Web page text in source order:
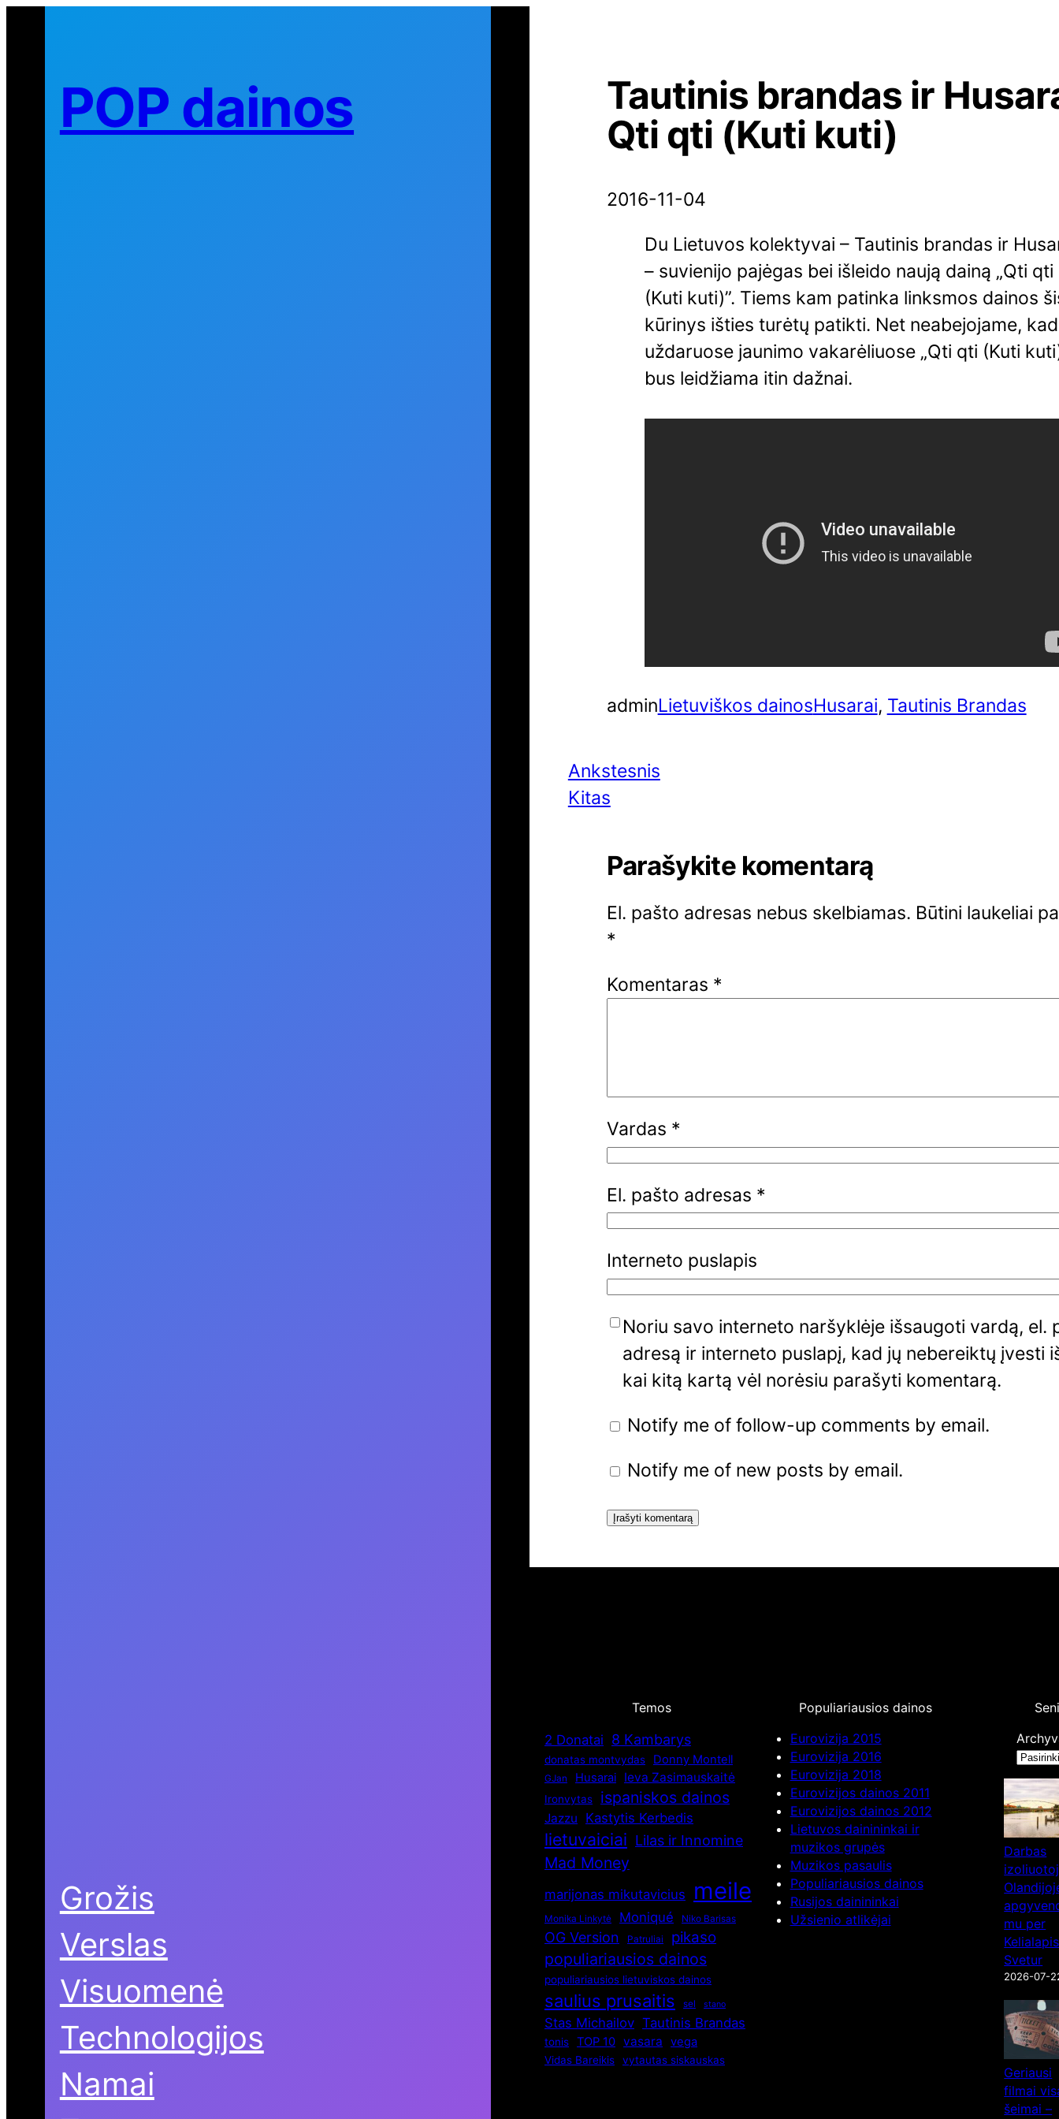
POP dainos
Grožis
Verslas
Visuomenė
Technologijos
Namai
Tautinis brandas ir
Qti qti (Kuti kuti)
2016-11-04
Du Lietuvos kolektyvai – Tautinis brandas ir
– suvienijo pajėgas bei išleido naują dainą „Qti qti
(Kuti kuti)”. Tiems kam patinka linksmos dainos
kūrinys išties turėtų patikti. Net neabejojame, kad
uždaruose jaunimo vakarėliuose „Qti qti (Kuti
bus leidžiama itin dažnai.
adminLietuviškos dainosHusarai, Tautinis Brandas
Ankstesnis
Kitas
Parašykite komentarą
El. pašto adresas nebus skelbiamas. Būtini laukeliai
*
Komentaras *
Vardas *
El. pašto adresas *
Interneto puslapis
Noriu savo interneto naršyklėje išsaugoti vardą, el.
adresą ir interneto puslapį, kad jų nebereiktų įvesti
kai kitą kartą vėl norėsiu parašyti komentarą.
Notify me of follow-up comments by email.
Notify me of new posts by email.
Temos
2 Donatai 8 Kambarys
donatas montvydas Donny Montell
GJan Husarai Ieva Zasimauskaitė
Ironvytas ispaniskos dainos
Jazzu Kastytis Kerbedis
lietuvaiciai Lilas ir Innomine
Mad Money
marijonas mikutavicius meile
Monika Linkytė Moniqué Niko Barisas
OG Version Patruliai pikaso
populiariausios dainos
populiariausios lietuviskos dainos
saulius prusaitis sel stano
Stas Michailov Tautinis Brandas
tonis TOP 10 vasara vega
Vidas Bareikis vytautas siskauskas
Populiariausios dainos
Eurovizija 2015
Eurovizija 2016
Eurovizija 2018
Eurovizijos dainos 2011
Eurovizijos dainos 2012
Lietuvos dainininkai ir
muzikos grupės
Muzikos pasaulis
Populiariausios dainos
Rusijos dainininkai
Užsienio atlikėjai
Darbas
mu per
Kelialapis
Svetur
2026-07-
Geriausi
filmai
šeimai –